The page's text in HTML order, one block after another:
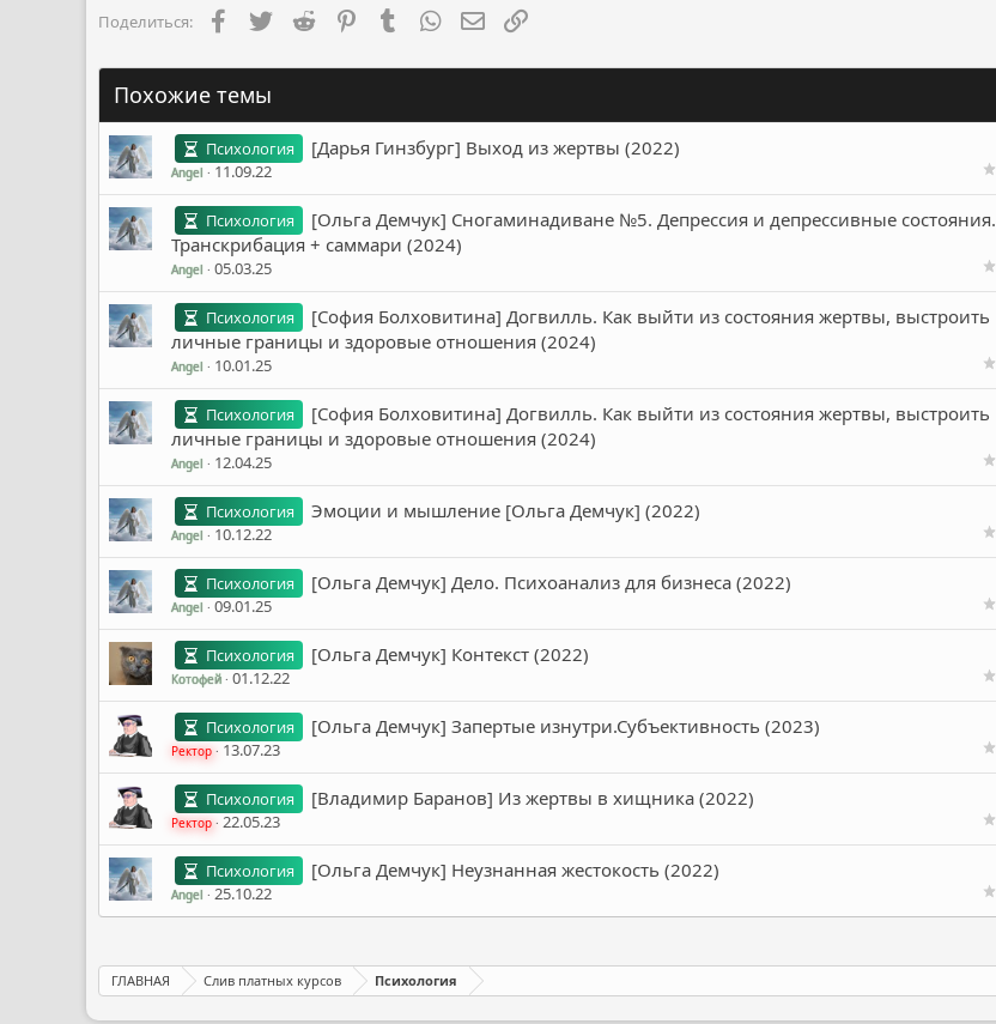
:
Поделиться: FacebookTwitter Reddit PinterestTumblr WhatsAppЭлектронная почта
Похожие темы
Психология [Дарья Гинзбург] Выход из жертвы (2022)
Angel 11.09.22
Психология
[Ольга Демчук] Сногаминадиване №5. Депрессия и депрессивные состояния.
Транскрибация + саммари (2024)
Angel 05.03.25
Психология
[София Болховитина] Догвилль. Как выйти из состояния жертвы, выстроить
личные границы и здоровые отношения (2024)
Angel 10.01.25
Психология
[София Болховитина] Догвилль. Как выйти из состояния жертвы, выстроить
личные границы и здоровые отношения (2024)
Angel 12.04.25
Психология Эмоции и мышление [Ольга Демчук] (2022)
Angel 10.12.22
Психология [Ольга Демчук] Дело. Психоанализ для бизнеса (2022)
Angel 09.01.25
Психология [Ольга Демчук] Контекст (2022)
Котофей 01.12.22
Психология [Ольга Демчук] Запертые изнутри.Субъективность (2023)
Ректор 13.07.23
Психология [Владимир Баранов] Из жертвы в хищника (2022)
Ректор 22.05.23
Психология [Ольга Демчук] Неузнанная жестокость (2022)
Angel 25.10.22
ГЛАВНАЯ Слив платных курсов Психология